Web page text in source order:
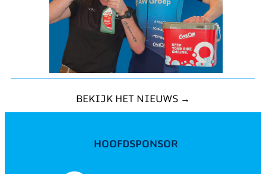
BEKIJK HET NIEUWS →
HOOFDSPONSOR